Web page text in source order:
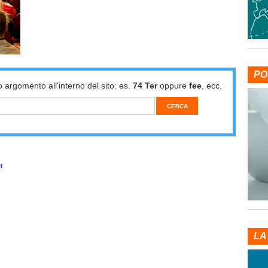
all'interno del sito: es. 74 Teroppure fee , ecc.
LA